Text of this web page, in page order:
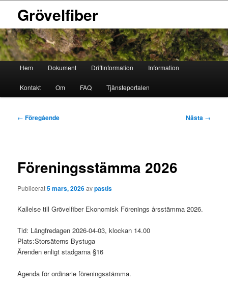
Grövelfiber
Huvudmeny
Hoppa
till
Hoppa
till
Hem Dokument Driftinformation Information
Kontakt Om FAQ Tjänsteportalen
Inläggsnavigering
← Föregående Nästa →
Föreningsstämma 2026
Publicerat5 mars, 2026avpastis
Kallelse till Grövelfiber Ekonomisk Förenings årsstämma 2026.
Tid: Långfredagen 2026-04-03, klockan 14.00
Plats:Storsäterns Bystuga
Ärenden enligt stadgarna §16
Agenda för ordinarie föreningsstämma.